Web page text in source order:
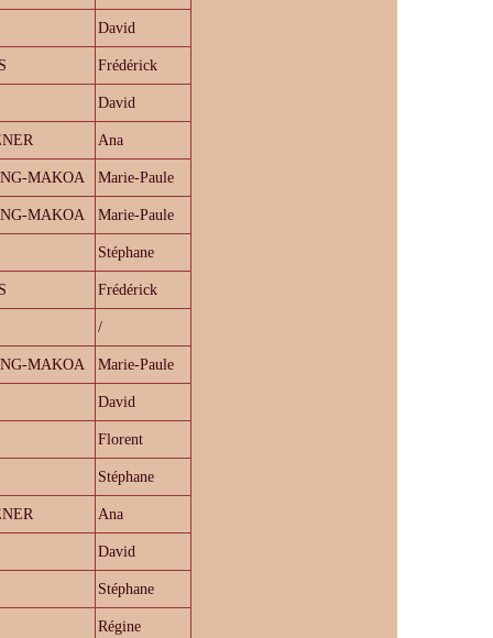
David
Frédérick
David
Ana
MAKOA Marie-Paule
MAKOA Marie-Paule
Stéphane
Frédérick
/
MAKOA Marie-Paule
David
Florent
Stéphane
Ana
David
Stéphane
Régine